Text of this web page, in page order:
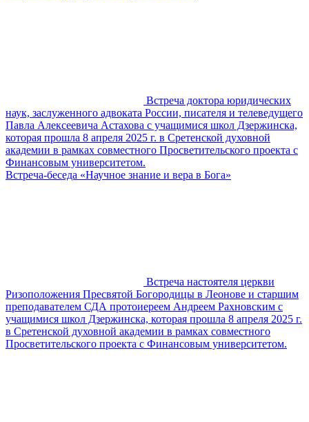
Встреча доктора юридических
наук, заслуженного адвоката России, писателя и телеведущего
Павла Алексеевича Астахова с учащимися школ Дзержинска,
которая прошла 8 апреля 2025 г. в Сретенской духовной
академии в рамках совместного Просветительского проекта с
Финансовым университетом.
Встреча-беседа «Научное знание и вера в Бога»
Встреча настоятеля церкви
Ризоположения Пресвятой Богородицы в Леонове и старшим
преподавателем СДА протоиереем Андреем Рахновским с
учащимися школ Дзержинска, которая прошла 8 апреля 2025 г.
в Сретенской духовной академии в рамках совместного
Просветительского проекта с Финансовым университетом.